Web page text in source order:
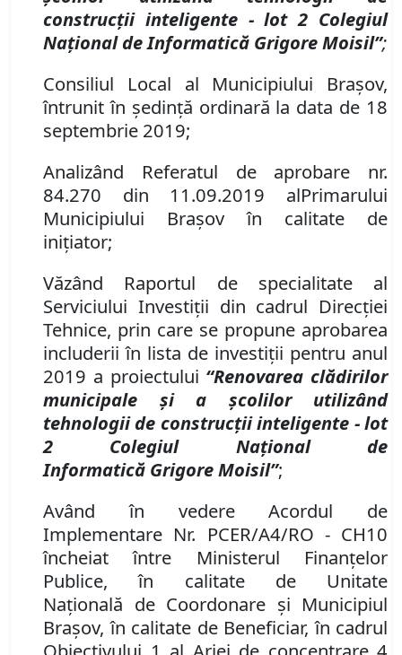
construcții inteligente -lot 2 Colegiul
Național de Informatică Grigore Moisil”;
Consiliul Local al Municipiului Brașov,
întrunit în ședință ordinară la data de 18
septembrie 2019;
Analizând Referatul de aprobare nr.
84.270 din 11.09.2019 alPrimarului
Municipiului Braşov în calitate de
inițiator;
Văzând Raportul de specialitate al
Serviciului Investiții din cadrul Direcţiei
Tehnice, prin care se propune aprobarea
includeriiîn lista de investiții pentru anul
2019 a proiectului “Renovarea clădirilor
municipale şi a şcolilor utilizând
tehnologii de construcții inteligente -lot
2 Colegiul Național de
Informatică Grigore Moisil”;
Având în vedereAcordul de
Implementare Nr. PCER/A4/RO -CH10
încheiatîntre Ministerul Finanțelor
Publice,în calitate de Unitate
Națională de Coordonare și Municipiul
Brașov,în calitate de Beneficiar, în cadrul